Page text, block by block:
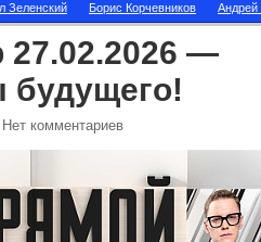
Зеленский Борис Корчевников
—
комментариев